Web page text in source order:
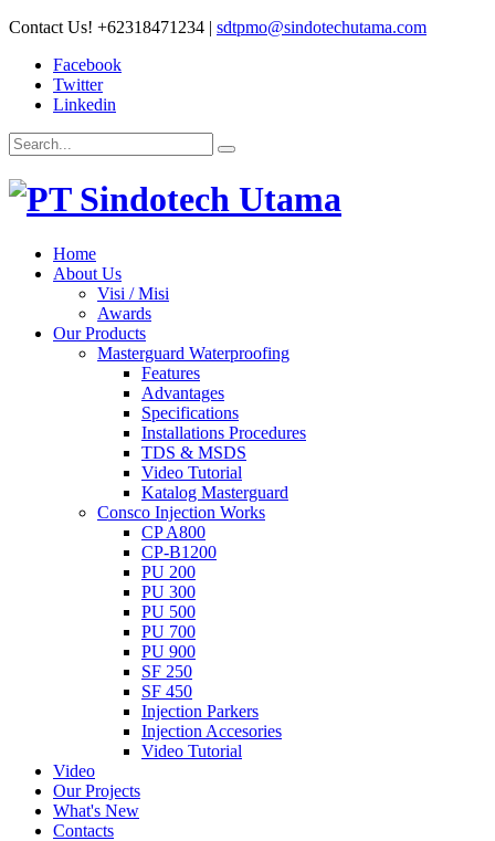
Contact Us! +62318471234 | sdtpmo@sindotechutama.com
Facebook
Twitter
Linkedin
Home
About Us
Visi / Misi
Awards
Our Products
Masterguard Waterproofing
Features
Advantages
Specifications
Installations Procedures
TDS & MSDS
Video Tutorial
Katalog Masterguard
Consco Injection Works
CP A800
CP-B1200
PU 200
PU 300
PU 500
PU 700
PU 900
SF 250
SF 450
Injection Parkers
Injection Accesories
Video Tutorial
Video
Our Projects
What's New
Contacts